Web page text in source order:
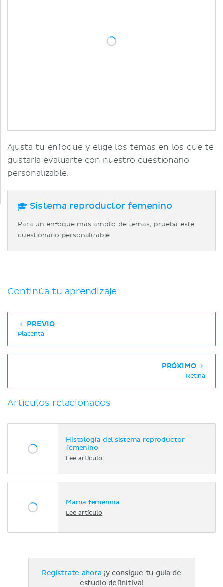
Ajusta tu enfoque y elige los temas en los que te
gustaría evaluarte con nuestro cuestionario
personalizable.
Sistema reproductor femenino
Para un enfoque más amplio de temas, prueba este
cuestionario personalizable.
Continúa tu aprendizaje
PREVIO
Placenta
PRÓXIMO
Retina
Artículos relacionados
Histología del sistema reproductor
femenino
Lee artículo
Mama femenina
Lee artículo
Regístrate ahora ¡y consigue tu guía de
estudio definitiva!